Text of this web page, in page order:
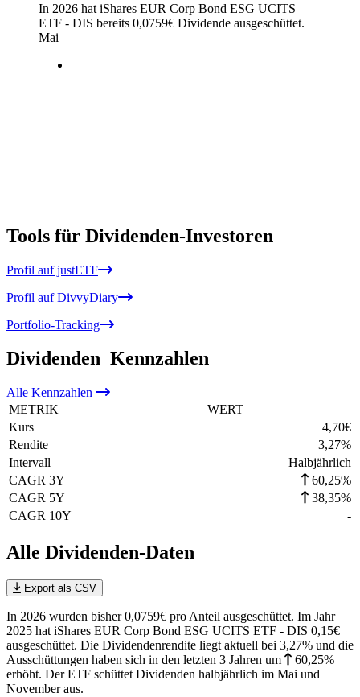
In 2026 hat iShares EUR Corp Bond ESG UCITS
ETF - DIS bereits 0,0759€ Dividende ausgeschüttet.
Mai
Tools für Dividenden-Investoren
Profil auf justETF
Profil auf DivvyDiary
Portfolio-Tracking
Dividenden Kennzahlen
Alle Kennzahlen
METRIK
WERT
Kurs
4,70€
Rendite
3,27%
Intervall
Halbjährlich
CAGR 3Y
60,25%
CAGR 5Y
38,35%
CAGR 10Y
-
Alle Dividenden-Daten
Export als CSV
In 2026 wurden bisher 0,0759€ pro Anteil ausgeschüttet. Im Jahr
2025 hat iShares EUR Corp Bond ESG UCITS ETF - DIS 0,15€
ausgeschüttet. Die Dividendenrendite liegt aktuell bei 3,27% und die
Ausschüttungen haben sich in den letzten 3 Jahren um
60,25%
erhöht. Der ETF schüttet Dividenden halbjährlich im Mai und
November aus.